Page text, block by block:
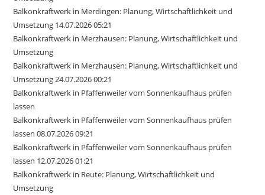
Balkonkraftwerk in Merdingen: Planung, Wirtschaftlichkeit und
Umsetzung 14.07.2026 05:21
Balkonkraftwerk in Merzhausen: Planung, Wirtschaftlichkeit und
Umsetzung
Balkonkraftwerk in Merzhausen: Planung, Wirtschaftlichkeit und
Umsetzung 24.07.2026 00:21
Balkonkraftwerk in Pfaffenweiler vom Sonnenkaufhaus prüfen
lassen
Balkonkraftwerk in Pfaffenweiler vom Sonnenkaufhaus prüfen
lassen 08.07.2026 09:21
Balkonkraftwerk in Pfaffenweiler vom Sonnenkaufhaus prüfen
lassen 12.07.2026 01:21
Balkonkraftwerk in Reute: Planung, Wirtschaftlichkeit und
Umsetzung